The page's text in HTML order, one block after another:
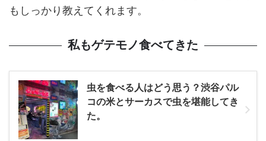
もしっかり教えてくれます。
私もゲテモノ食べてきた
虫を食べる人はどう思う？渋谷パル
コの米とサーカスで虫を堪能してき
た。